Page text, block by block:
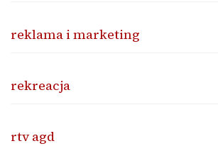
reklama i marketing
rekreacja
rtv agd